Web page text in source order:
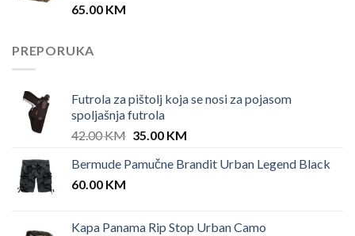
65.00 KM
PREPORUKA
Futrola za pištolj koja se nosi za pojasom
spoljašnja futrola
42.00KM Original
was:
35.00 KMCurrent
is:
Bermude Pamučne Brandit Urban Legend Black
60.00 KM
Kapa Panama Rip Stop Urban Camo